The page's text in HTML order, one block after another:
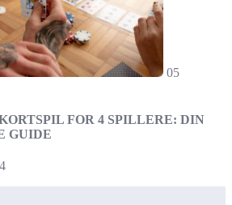
05
FOR 4 SPILLERE: DIN
GUIDE